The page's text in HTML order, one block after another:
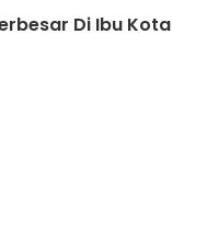
Di Ibu Kota